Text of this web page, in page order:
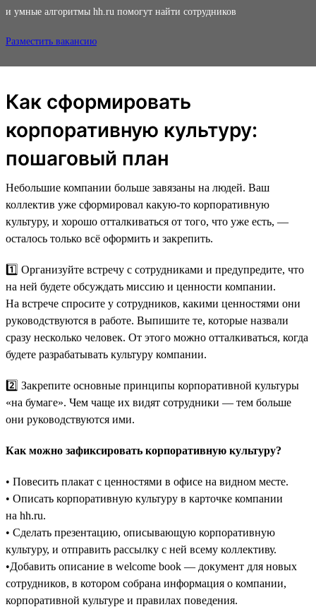
и умные алгоритмы hh.ru помогут найти сотрудников
Разместить вакансию
Как сформировать
корпоративную культуру:
пошаговый план
Небольшие компании больше завязаны на людей. Ваш
коллектив уже сформировал какую-то корпоративную
культуру, и хорошо отталкиваться от того, что уже есть, —
осталось только всё оформить и закрепить.
1️⃣ Организуйте встречу с сотрудниками и предупредите, что
на ней будете обсуждать миссию и ценности компании.
На встрече спросите у сотрудников, какими ценностями они
руководствуются в работе. Выпишите те, которые назвали
сразу несколько человек. От этого можно отталкиваться, когда
будете разрабатывать культуру компании.
2️⃣ Закрепите основные принципы корпоративной культуры
«на бумаге». Чем чаще их видят сотрудники — тем больше
они руководствуются ими.
Как можно зафиксировать корпоративную культуру?
• Повесить плакат с ценностями в офисе на видном месте.
• Описать корпоративную культуру в карточке компании
на hh.ru.
• Сделать презентацию, описывающую корпоративную
культуру, и отправить рассылку с ней всему коллективу.
•Добавить описание в welcome book — документ для новых
сотрудников, в котором собрана информация о компании,
корпоративной культуре и правилах поведения.